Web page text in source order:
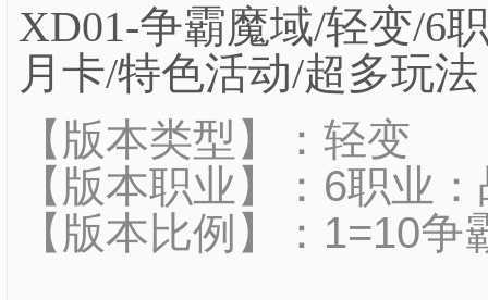
XD01-争霸魔域/轻变/6
月卡/特色活动/超多玩法
【版本类型】：轻变
【版本职业】：6职业
【版本比例】：1=10争